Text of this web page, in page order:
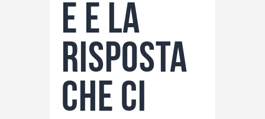
e e la
risposta
che ci